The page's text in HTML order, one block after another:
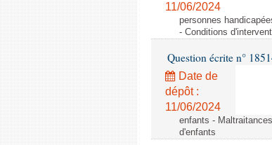
11/06/2024
personnes
- Conditions
Question écrite n°
Date de
dépôt :
11/06/2024
enfants -
d'enfants